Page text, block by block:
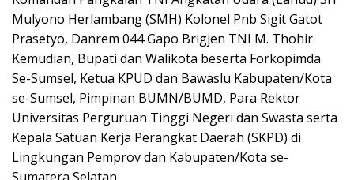
Mulyono Herlambang (SMH) Kolonel Pnb Sigit Gatot
Prasetyo, Danrem 044 Gapo Brigjen TNI M. Thohir.
Kemudian, Bupati dan Walikota beserta Forkopimda
Se-Sumsel, Ketua KPUD dan Bawaslu Kabupaten/Kota
se-Sumsel, Pimpinan BUMN/BUMD, Para Rektor
Universitas Perguruan Tinggi Negeri dan Swasta serta
Kepala Satuan Kerja Perangkat Daerah (SKPD) di
Lingkungan Pemprov dan Kabupaten/Kota se-